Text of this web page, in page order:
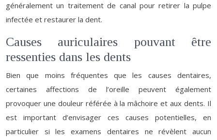
généralement un traitement de canal pour retirer la pulpe
infectée et restaurer la dent.
Causes auriculaires pouvant être
ressenties dans les dents
Bien que moins fréquentes que les causes dentaires,
certaines affections de l’oreille peuvent également
provoquer une douleur référée à la mâchoire et aux dents. Il
est important d’envisager ces causes potentielles, en
particulier si les examens dentaires ne révèlent aucun